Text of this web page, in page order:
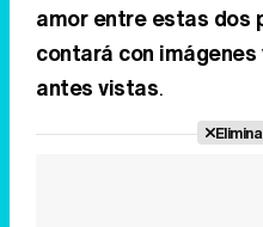
amor entre estas dos
contará con
antes vistas.